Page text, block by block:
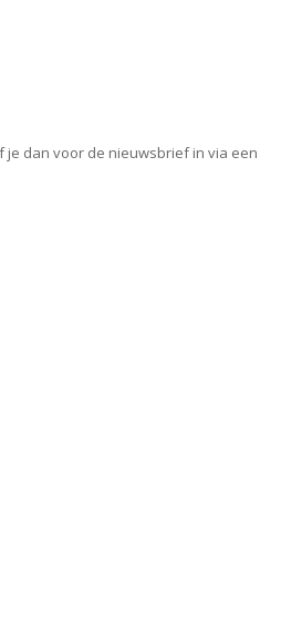
je dan voor de nieuwsbrief in via een